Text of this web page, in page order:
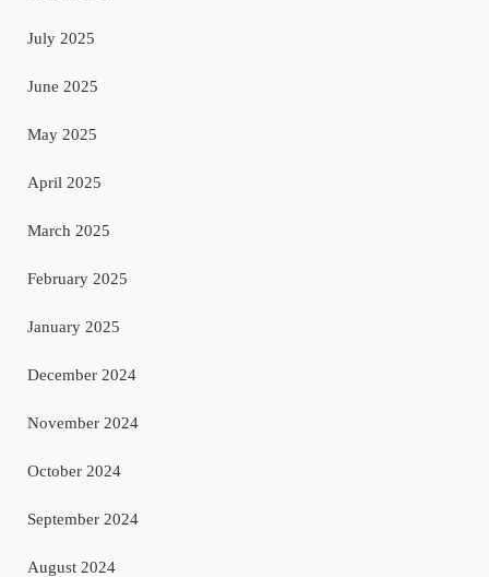
July 2025
June 2025
May 2025
April 2025
March 2025
February 2025
January 2025
December 2024
November 2024
October 2024
September 2024
August 2024